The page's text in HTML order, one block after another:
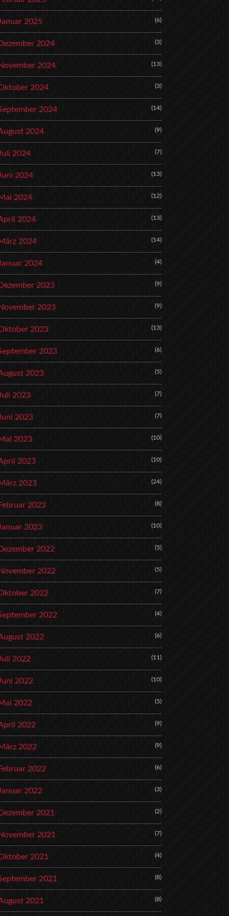
2025 (6)
2024 (3)
2024 (13)
2024 (3)
2024 (14)
2024 (9)
2024 (7)
2024 (13)
2024 (12)
2024 (13)
2024 (14)
2024 (4)
2023 (9)
2023 (9)
2023 (13)
2023 (6)
2023 (5)
2023 (7)
2023 (7)
2023 (10)
2023 (10)
2023 (24)
2023 (8)
2023 (10)
2022 (5)
2022 (5)
2022 (7)
2022 (4)
2022 (6)
2022 (11)
2022 (10)
2022 (5)
2022 (9)
2022 (9)
2022 (6)
2022 (3)
2021 (2)
2021 (7)
2021 (4)
2021 (8)
2021 (8)